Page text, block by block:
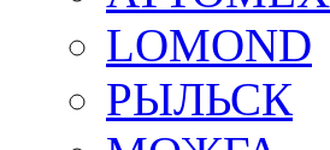
LOMOND
РЫЛЬСК